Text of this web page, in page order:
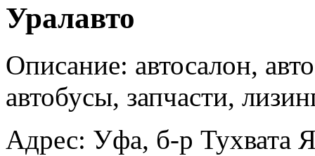
Уралавто
Описание: автосалон,
автобусы, запчасти,
Адрес: Уфа, б-р Тухвата